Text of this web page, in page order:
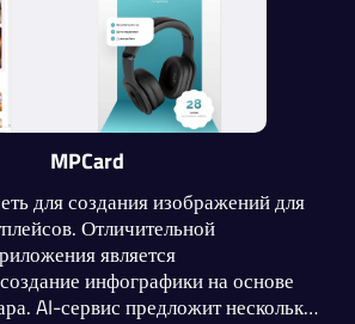
MPCard
для создания изображений для
Отличительной
является
инфографики на основе
AI-сервис предложит несколько